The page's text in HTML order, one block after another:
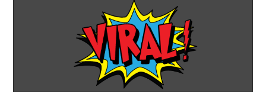
QUEM É ESTE?